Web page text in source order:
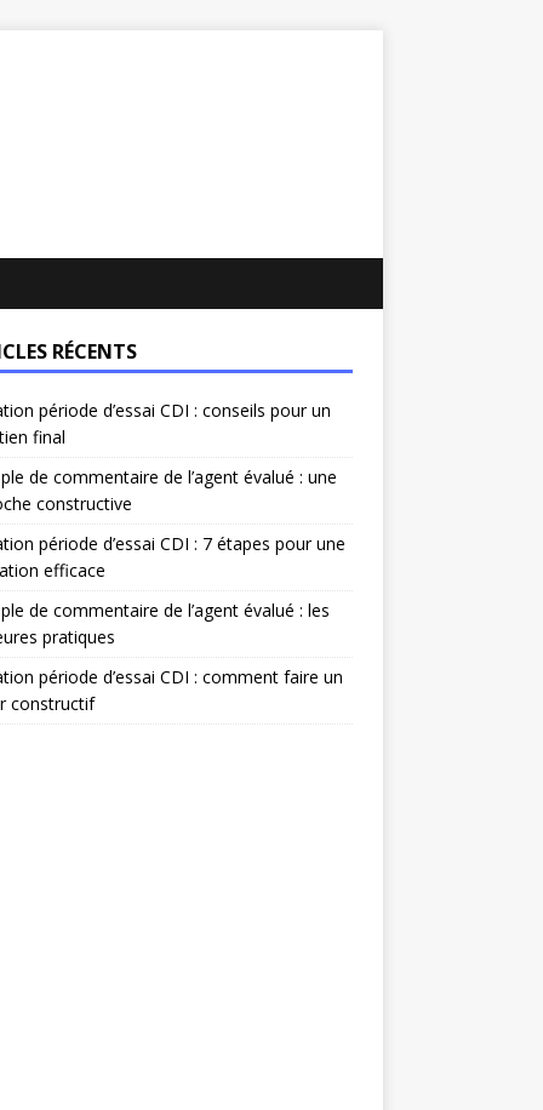
RÉCENTS
période d’essai CDI : conseils pour un
final
de commentaire de l’agent évalué : une
constructive
période d’essai CDI : 7 étapes pour une
efficace
de commentaire de l’agent évalué : les
pratiques
période d’essai CDI : comment faire un
constructif